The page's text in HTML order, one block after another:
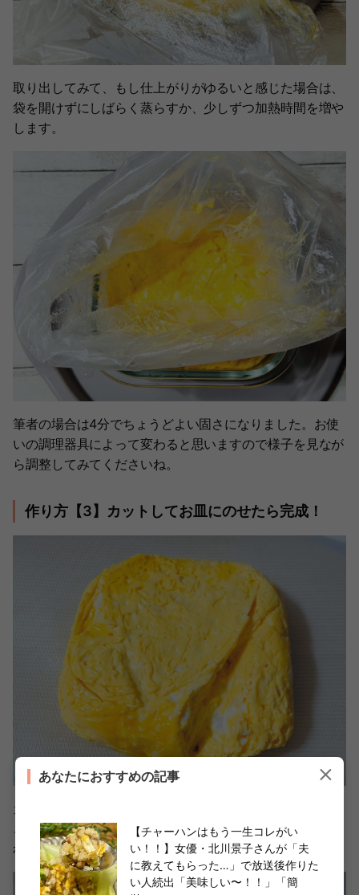
取り出してみて、もし仕上がりがゆるいと感じた場合は、
袋を開けずにしばらく蒸らすか、少しずつ加熱時間を増や
します。
筆者の場合は4分でちょうどよい固さになりました。お使
いの調理器具によって変わると思いますので様子を見なが
ら調整してみてくださいね。
作り方【3】カットしてお皿にのせたら完成！
カットするため一度まな板の上にのせましょう。耐熱容器
ごとひっくり返すと簡単です。 アイラップもスルッと外
れますよ。
あなたにおすすめの記事
【チャーハンはもう一生コレがい
い！！】女優・北川景子さんが「夫
に教えてもらった…」で放送後作りた
い人続出「美味しい〜！！」「簡